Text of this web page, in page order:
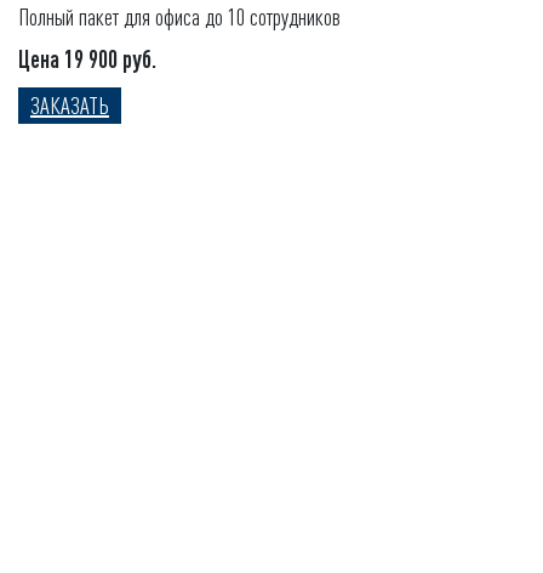
Полный пакет для офиса до 10 сотрудников
Цена 19 900 руб.
ЗАКАЗАТЬ